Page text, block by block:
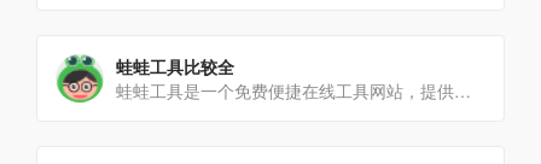
蛙蛙工具比较全
蛙蛙工具是一个免费便捷在线工具网站，提供语言工具、文本工具、转换工具、编码解码、站长工具等便利的在线工具服务，[…]